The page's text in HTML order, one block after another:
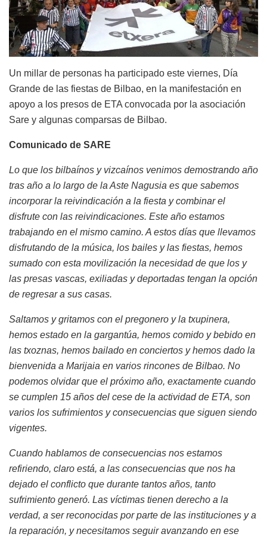
Un millar de personas ha participado este viernes, Día
Grande de las fiestas de Bilbao, en la manifestación en
apoyo a los presos de ETA convocada por la asociación
Sare y algunas comparsas de Bilbao.
Comunicado de SARE
Lo que los bilbaínos y vizcaínos venimos demostrando año
tras año a lo largo de la Aste Nagusia es que sabemos
incorporar la reivindicación a la fiesta y combinar el
disfrute con las reivindicaciones. Este año estamos
trabajando en el mismo camino. A estos días que llevamos
disfrutando de la música, los bailes y las fiestas, hemos
sumado con esta movilización la necesidad de que los y
las presas vascas, exiliadas y deportadas tengan la opción
de regresar a sus casas.
Saltamos y gritamos con el pregonero y la txupinera,
hemos estado en la gargantúa, hemos comido y bebido en
las txoznas, hemos bailado en conciertos y hemos dado la
bienvenida a Marijaia en varios rincones de Bilbao. No
podemos olvidar que el próximo año, exactamente cuando
se cumplen 15 años del cese de la actividad de ETA, son
varios los sufrimientos y consecuencias que siguen siendo
vigentes.
Cuando hablamos de consecuencias nos estamos
refiriendo, claro está, a las consecuencias que nos ha
dejado el conflicto que durante tantos años, tanto
sufrimiento generó. Las víctimas tienen derecho a la
verdad, a ser reconocidas por parte de las instituciones y a
la reparación, y necesitamos seguir avanzando en ese